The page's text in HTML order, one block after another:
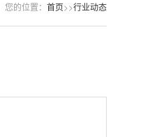
您的位置： 首页>>行业动态